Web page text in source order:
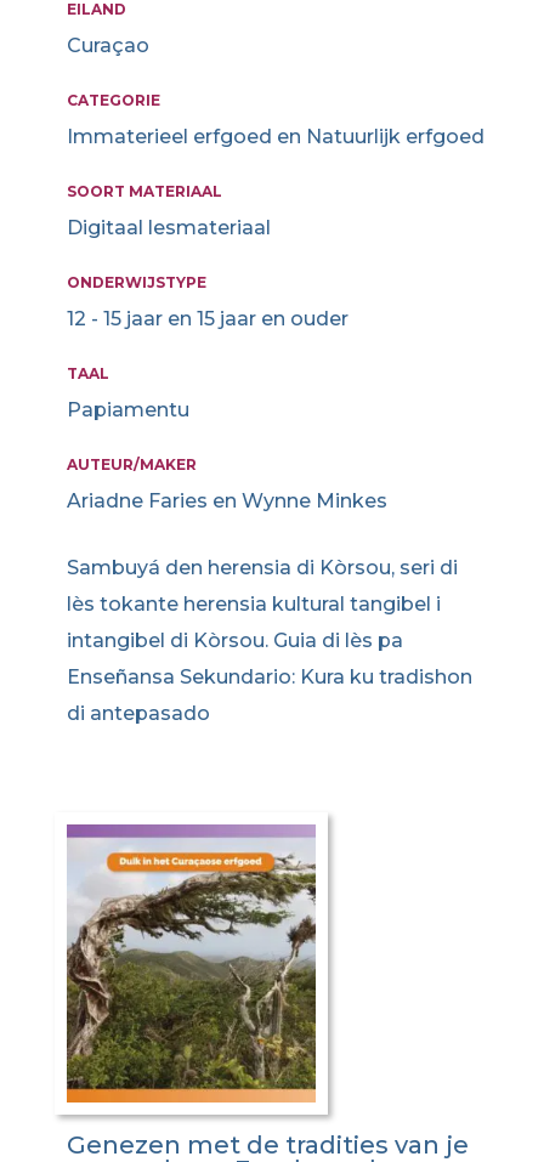
EILAND
Curaçao
CATEGORIE
Immaterieel erfgoed en Natuurlijk erfgoed
SOORT MATERIAAL
Digitaal lesmateriaal
ONDERWIJSTYPE
12 - 15 jaar en 15 jaar en ouder
TAAL
Papiamentu
AUTEUR/MAKER
Ariadne Faries en Wynne Minkes
Sambuyá den herensia di Kòrsou, seri di
lès tokante herensia kultural tangibel i
intangibel di Kòrsou. Guia di lès pa
Enseñansa Sekundario: Kura ku tradishon
di antepasado
Genezen met de tradities van je